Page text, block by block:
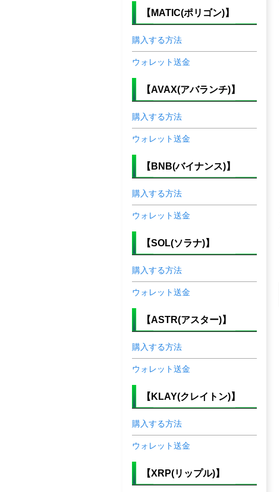
【MATIC(ポリゴン)】
購入する方法
ウォレット送金
【AVAX(アバランチ)】
購入する方法
ウォレット送金
【BNB(バイナンス)】
購入する方法
ウォレット送金
【SOL(ソラナ)】
購入する方法
ウォレット送金
【ASTR(アスター)】
購入する方法
ウォレット送金
【KLAY(クレイトン)】
購入する方法
ウォレット送金
【XRP(リップル)】